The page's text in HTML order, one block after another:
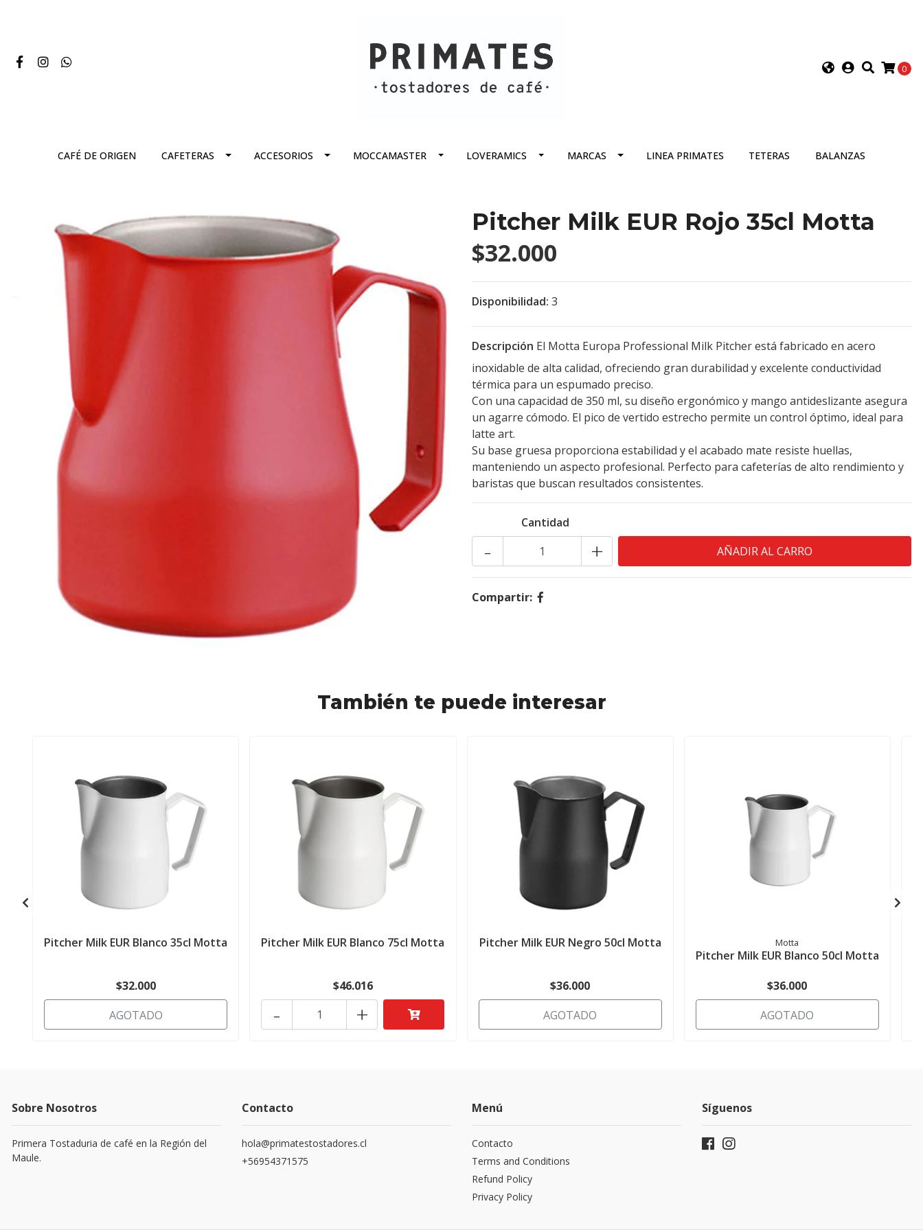
0
CAFÉ DE ORIGEN CAFETERAS ACCESORIOS MOCCAMASTER LOVERAMICS MARCAS LINEA PRIMATES TETERAS BALANZAS
Pitcher Milk EUR Rojo 35cl Motta
$32.000
Disponibilidad: 3
Descripción El Motta Europa Professional Milk Pitcher está fabricado en acero
inoxidable de alta calidad, ofreciendo gran durabilidad y excelente conductividad
térmica para un espumado preciso.
Con una capacidad de 350 ml, su diseño ergonómico y mango antideslizante asegura
un agarre cómodo. El pico de vertido estrecho permite un control óptimo, ideal para
latte art.
Su base gruesa proporciona estabilidad y el acabado mate resiste huellas,
manteniendo un aspecto profesional. Perfecto para cafeterías de alto rendimiento y
baristas que buscan resultados consistentes.
Cantidad
+
-
Compartir:
También te puede interesar
Pitcher Milk EUR Blanco 35cl Motta
$32.000
AGOTADO
Pitcher Milk EUR Blanco 75cl Motta
$46.016
+
-
Pitcher Milk EUR Negro 50cl Motta
$36.000
AGOTADO
Motta
Pitcher Milk EUR Blanco 50cl Motta
$36.000
AGOTADO
Sobre Nosotros
Primera Tostaduria de café en la Región del
Maule.
Contacto
hola@primatestostadores.cl
+56954371575
Menú
Contacto
Terms and Conditions
Refund Policy
Privacy Policy
Síguenos